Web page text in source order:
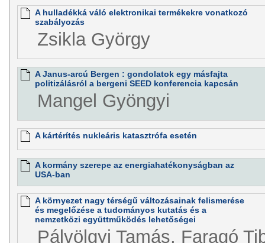
A hulladékká váló elektronikai termékekre vonatkozó
szabályozás
Zsikla György
A Janus-arcú Bergen : gondolatok egy másfajta
politizálásról a bergeni SEED konferencia kapcsán
Mangel Gyöngyi
A kártérítés nukleáris katasztrófa esetén
A kormány szerepe az energiahatékonyságban az
USA-ban
A környezet nagy térségű változásainak felismerése
és megelőzése a tudományos kutatás és a
nemzetközi együttműködés lehetőségei
Pálvölgyi Tamás, Faragó